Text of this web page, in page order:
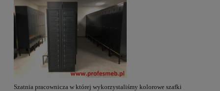
Szatnia pracownicza w której wykorzystaliśmy kolorowe szafki